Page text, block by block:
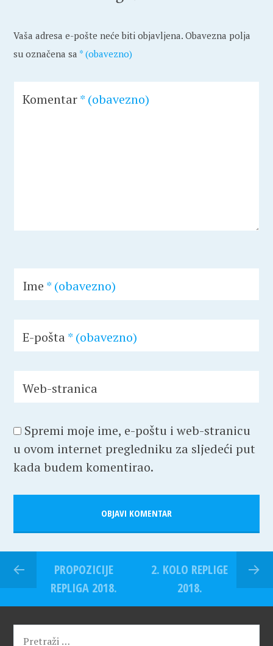
Vaša adresa e-pošte neće biti objavljena. Obavezna polja
su označena sa * (obavezno)
Komentar* (obavezno)
Ime * (obavezno)
E-pošta * (obavezno)
Web-stranica
Spremi moje ime, e-poštu i web-stranicu
u ovom internet pregledniku za sljedeći put
kada budem komentirao.
PROPOZICIJE
REPLIGA 2018.
2. KOLO REPLIGE
2018.